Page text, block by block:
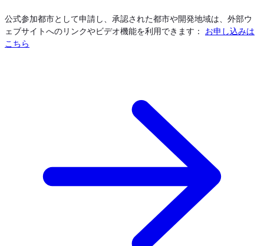
公式参加都市として申請し、承認された都市や開発地域は、外部ウ
ェブサイトへのリンクやビデオ機能を利用できます： お申し込みは
こちら